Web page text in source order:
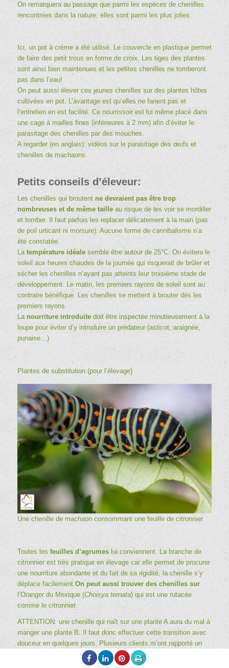
On remarquera au passage que parmi les espèces de chenilles
rencontrées dans la nature, elles sont parmi les plus jolies.
Ici, un pot à crème a été utilisé. Le couvercle en plastique permet
de faire des petit trous en forme de croix. Les tiges des plantes
sont ainsi bien maintenues et les petites chenilles ne tomberont
pas dans l’eau!
On peut aussi élever ces jeunes chenilles sur des plantes hôtes
cultivées en pot. L’avantage est qu’elles ne fanent pas et
l’entretien en est facilité. Ce nourrissoir est lui même placé dans
une cage à mailles fines (inférieures à 2 mm) afin d’éviter le
parasitage des chenilles par des mouches.
A regarder (en anglais): vidéos sur le parasitage des œufs et
chenilles de machaons.
Petits conseils d’éleveur:
Les chenilles qui broutent ne devraient pas être trop
nombreuses et de même tailleau risque de les voir se mordiller
et tomber. Il faut parfois les replacer délicatement à la main (pas
de poil urticant ni morsure). Aucune forme de cannibalisme n’a
été constatée.
La température idéalesemble être autour de 25°C. On évitera le
soleil aux heures chaudes de la journée qui risquerait de brûler et
sécher les chenilles n’ayant pas atteints leur troisième stade de
développement. Le matin, les premiers rayons de soleil sont au
contraire bénéfique. Les chenilles se mettent à brouter dès les
premiers rayons.
La nourriture introduitedoit être inspectée minutieusement à la
loupe pour éviter d’y introduire un prédateur (asticot, araignée,
punaise…)
Plantes de substitution (pour l’élevage)
Une chenille de machaon consommant une feuille de citronnier
Toutes les feuilles d’agrumeslui conviennent. La branche de
citronnier est très pratique en élevage car elle permet de procurer
une nourriture abondante et du fait de sa rigidité, la chenille s’y
déplace facilement. On peut aussi trouver des chenilles sur
l’Oranger du Mexique (Choisya ternata) qui est une rutacée
comme le citronnier.
ATTENTION: une chenille qui naît sur une plante A aura du mal à
manger une plante B. Il faut donc effectuer cette transition avec
douceur en quelques jours. Plusieurs clients m’ont rapporté un
taux élevé de mortalité car les chenilles que j’élève sont sur de
l’aneth ou du fenouil et elles ont été transférées sur du persil!